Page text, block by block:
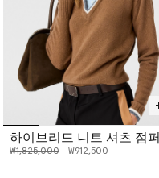
하이브리드 니트 셔츠 점퍼
인하 전 가격:
₩1,825,000인하된 가격:
₩912,500